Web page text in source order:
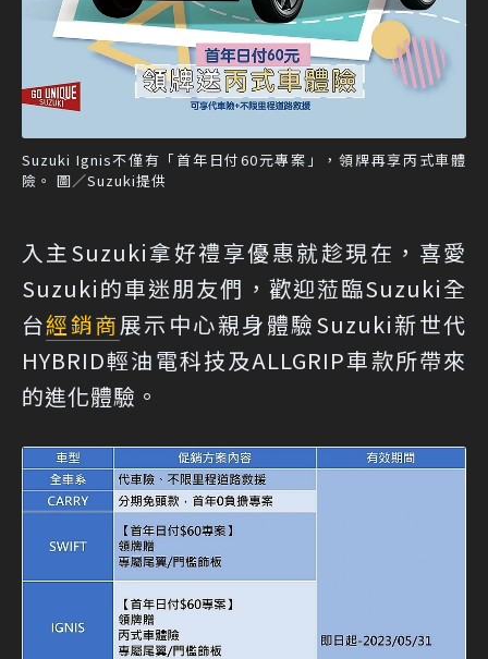
Suzuki Ignis不僅有「首年日付60元專案」，領牌再享丙式車體
險。 圖／Suzuki提供
入主Suzuki拿好禮享優惠就趁現在，喜愛
Suzuki的車迷朋友們，歡迎蒞臨Suzuki全
台經銷商展示中心親身體驗Suzuki新世代
HYBRID輕油電科技及ALLGRIP車款所帶來
的進化體驗。